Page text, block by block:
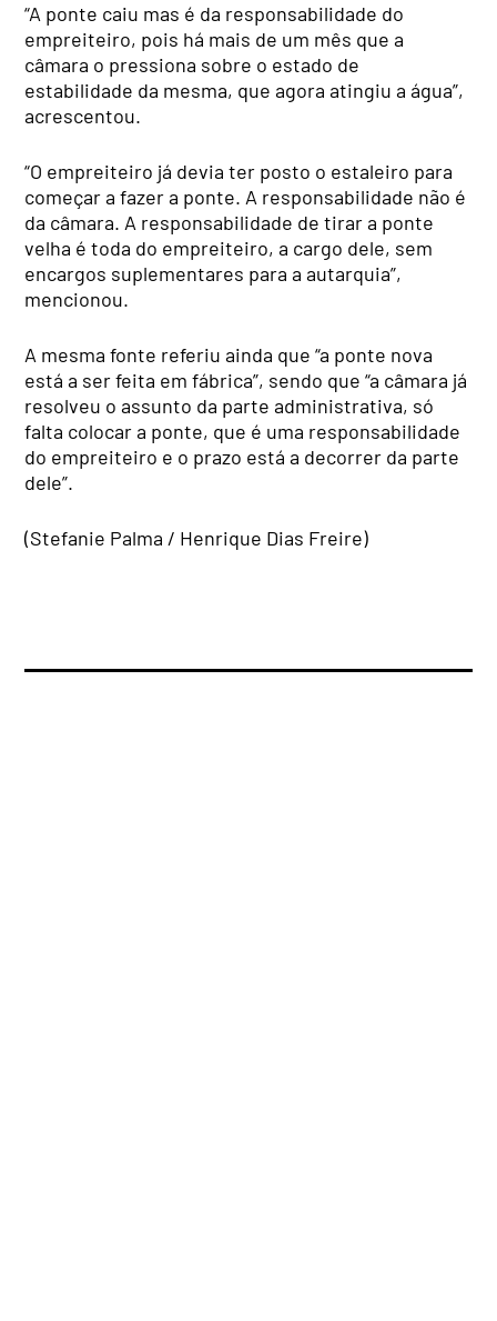
“A ponte caiu mas é da responsabilidade do
empreiteiro, pois há mais de um mês que a
câmara o pressiona sobre o estado de
estabilidade da mesma, que agora atingiu a água”,
acrescentou.
“O empreiteiro já devia ter posto o estaleiro para
começar a fazer a ponte. A responsabilidade não é
da câmara. A responsabilidade de tirar a ponte
velha é toda do empreiteiro, a cargo dele, sem
encargos suplementares para a autarquia”,
mencionou.
A mesma fonte referiu ainda que “a ponte nova
está a ser feita em fábrica”, sendo que “a câmara já
resolveu o assunto da parte administrativa, só
falta colocar a ponte, que é uma responsabilidade
do empreiteiro e o prazo está a decorrer da parte
dele”.
(Stefanie Palma / Henrique Dias Freire)